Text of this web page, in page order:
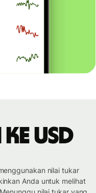
USD
nilai tukar
Anda untuk melihat